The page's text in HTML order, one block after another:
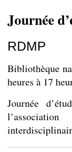
Journée
RDMP
Bibliothèque
heures à 17
Journée